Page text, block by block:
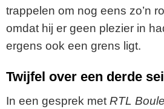
trappelen om nog eens zo’n
omdat hij er geen plezier in
ergens ook een grens ligt.
Twijfel over een derde
In een gesprek met RTL